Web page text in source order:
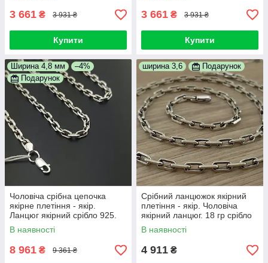
3 661 ₴ 3 931 ₴
Купити
3 661 ₴ 3 931 ₴
Купити
Ширина 4,8 мм
–4%
Подарунок
Чоловіча срібна цепочка
якірне плетіння - якір.
Ланцюг якірний срібло 925.
Довжина 60 см
В наявності
8 961 ₴ 9 361 ₴
ширина 3,6 Подарунок
Срібний ланцюжок якірний
плетіння - якір. Чоловіча
якірний ланцюг. 18 гр срібло
925 55 см
В наявності
4 911 ₴